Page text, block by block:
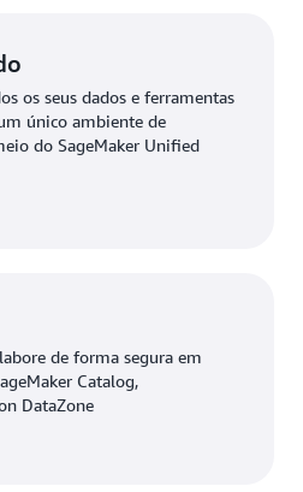
os seus dados e ferramentas
único ambiente de
do SageMaker Unified
de forma segura em
Catalog,
DataZone